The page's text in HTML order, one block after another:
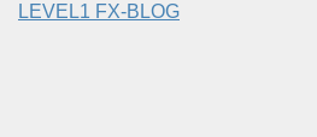
LEVEL1 FX-BLOG